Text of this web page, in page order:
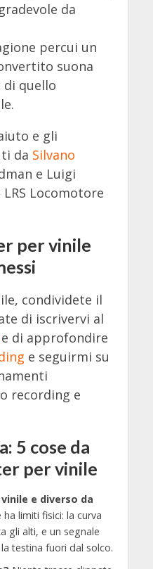
da
percui un
suona
di quello
e gli
da Silvano
e Luigi
LRS Locomotore
per vinile
condividete il
di iscrivervi al
e di approfondire
e seguirmi su
recording e
5 cose da
per vinile
e diverso da
ha limiti fisici: la curva
gli alti, e un segnale
testina fuori dal solco.